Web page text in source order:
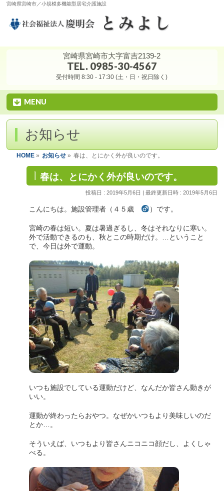
宮崎県宮崎市／小規模多機能型居宅介護施設
宮崎県宮崎市大字富吉2139-2
TEL. 0985-30-4567
受付時間 8:30 - 17:30 (土・日・祝日除く)
MENU
お知らせ
HOME » お知らせ » 春は、とにかく外が良いのです。
春は、とにかく外が良いのです。
投稿日 : 2019年5月6日 最終更新日時 : 2019年5月6日
こんにちは。施設管理者（４５歳 ）です。
宮崎の春は短い。夏は暑過ぎるし、冬はそれなりに寒い。
外で活動できるのも、秋とこの時期だけ。…ということ
で、今日は外で運動。
いつも施設でしている運動だけど、なんだか皆さん動きが
いい。
運動が終わったらおやつ。なぜかいつもより美味しいのだ
とか…。
そういえば、いつもより皆さんニコニコ顔だし、よくしゃ
べる。